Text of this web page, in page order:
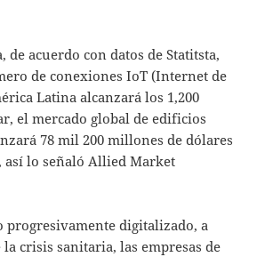
de acuerdo con datos de Statitsta,
de conexiones IoT (Internet de
Latina alcanzará los 1,200
el mercado global de edificios
78 mil 200 millones de dólares
así lo señaló Allied Market
progresivamente digitalizado, a
la crisis sanitaria, las empresas de